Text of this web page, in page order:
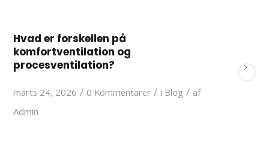
Hvad er forskellen på
komfortventilation og
procesventilation?
marts 24, 2026 / 0 Kommentarer / i Blog / af
Admin